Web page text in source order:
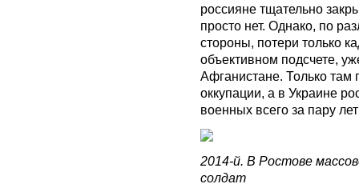
россияне тщательно
просто нет. Однако, по
стороны, потери только
объективном подсчете,
Афганистане. Только там
оккупации, а в Украине
военных всего за пару
2014-й. В Ростове
солдат